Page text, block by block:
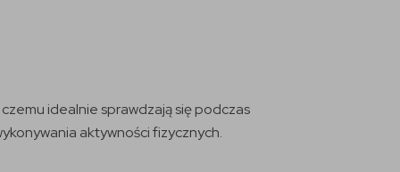
idealnie sprawdzają się podczas
aktywności fizycznych.